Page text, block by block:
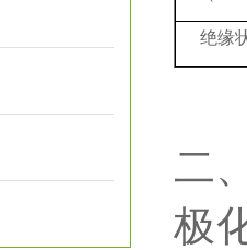
绝缘
二
极